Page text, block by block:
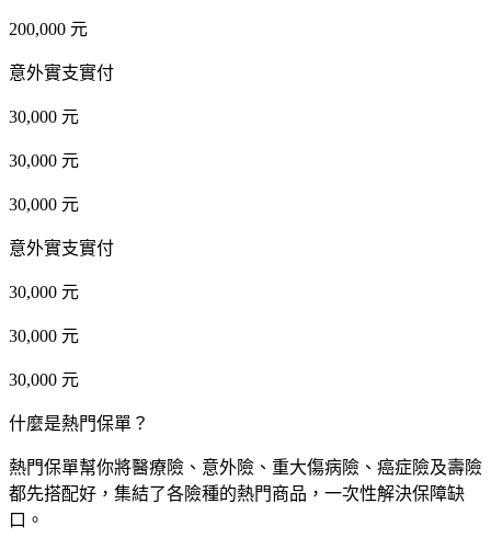
200,000 元
意外實支實付
30,000 元
30,000 元
30,000 元
意外實支實付
30,000 元
30,000 元
30,000 元
什麼是熱門保單？
熱門保單幫你將醫療險、意外險、重大傷病險、癌症險及壽險
都先搭配好，集結了各險種的熱門商品，一次性解決保障缺
口。